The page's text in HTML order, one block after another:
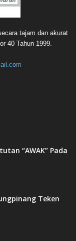
tajam dan akurat
40 Tahun 1999.
“AWAK” Pada
Teken